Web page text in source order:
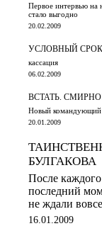
Первое интервью на
стало выгодно
20.02.2009
УСЛОВНЫЙ
кассация
06.02.2009
ВСТАТЬ.
Новый командующий
20.01.2009
БУЛГАКОВА
После
последний
не ждали вовсе
16.01.2009